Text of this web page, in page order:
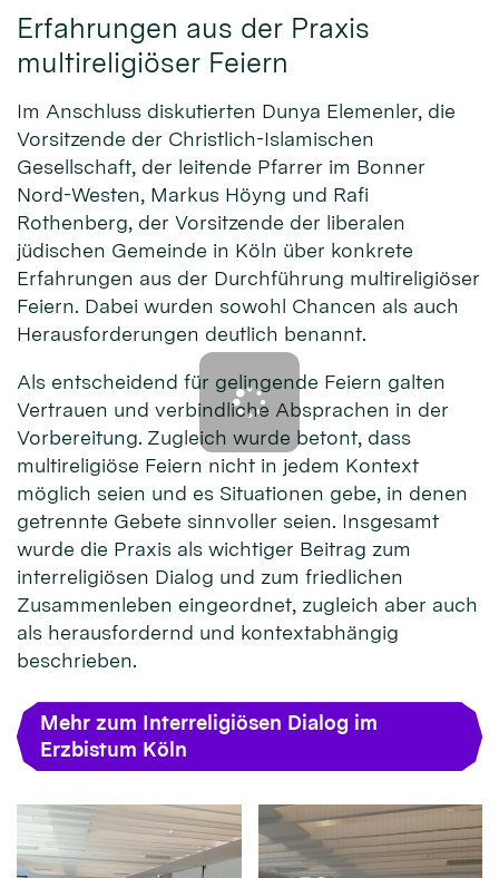
Erfahrungen aus der Praxis
multireligiöser Feiern
Im Anschluss diskutierten Dunya Elemenler, die
Vorsitzende der Christlich-Islamischen
Gesellschaft, der leitende Pfarrer im Bonner
Nord-Westen, Markus Höyng und Rafi
Rothenberg, der Vorsitzende der liberalen
jüdischen Gemeinde in Köln über konkrete
Erfahrungen aus der Durchführung multireligiöser
Feiern. Dabei wurden sowohl Chancen als auch
Herausforderungen deutlich benannt.
Als entscheidend für gelingende Feiern galten
Vertrauen und verbindliche Absprachen in der
Vorbereitung. Zugleich wurde betont, dass
multireligiöse Feiern nicht in jedem Kontext
möglich seien und es Situationen gebe, in denen
getrennte Gebete sinnvoller seien. Insgesamt
wurde die Praxis als wichtiger Beitrag zum
interreligiösen Dialog und zum friedlichen
Zusammenleben eingeordnet, zugleich aber auch
als herausfordernd und kontextabhängig
beschrieben.
Mehr zum Interreligiösen Dialog im
Erzbistum Köln